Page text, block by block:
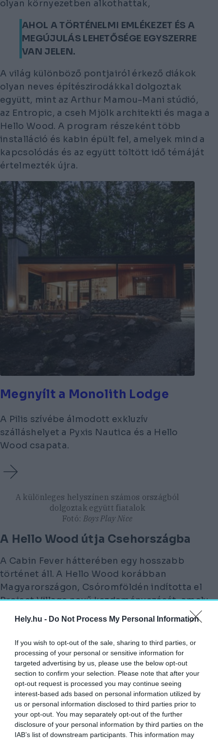
Hely.hu - Do Not Process My Personal Information
If you wish to opt-out of the sale, sharing to third parties, or
processing of your personal or sensitive information for
targeted advertising by us, please use the below opt-out
section to confirm your selection. Please note that after your
opt-out request is processed you may continue seeing
interest-based ads based on personal information utilized by
us or personal information disclosed to third parties prior to
your opt-out. You may separately opt-out of the further
disclosure of your personal information by third parties on the
IAB’s list of downstream participants. This information may
olyan környezetben alkothattak,
AHOL A TÖRTÉNELMI EMLÉKEZET ÉS A
MEGÚJULÁS LEHETŐSÉGE EGYSZERRE
VAN JELEN.
A világ különböző pontjairól érkező diákok
olyan neves építészirodákkal dolgoztak
együtt, mint az Arthur Mamou-Mani stúdió,
az Entropic, a cseh Mjölk architekti és maga a
Hello Wood. A program részeként több
installáció és kabin épült fel, amelyek mind a
kapcsolódás és az együtt töltött idő témáját
értelmezték újra.
Megnyílt a Monolith Lodge
A Pilis szívébe álmodott exkluzív
szálláshelyet a Pyxis Nautica és a Hello
Wood csapata.
A különleges helyszínen számos országból
dolgoztak együtt fiatalok
Fotó: Boys Play Nice
A Hello Wood útja Csehországba
A Cabin Fever hátterében egy hosszabb
történet áll. A Hello Wood korábban
Magyarországon, Csóromföldén indította el
Project Village nevű kezdeményezését, amely
elnéptelenedő vidéki térségek
revitalizációját vizsgálta építészeti
eszközökkel.
A SIKERES MAGYARORSZÁGI, MAJD
ARGENTIN ÉS SAN FRANCISCÓ-I
PROGRAMOK UTÁN A SZERVEZET OLYAN
EURÓPAI HELYSZÍNT KERESETT, AHOL
TOVÁBB FEJLESZTHETI
KÖZÖSSÉGKÖZPONTÚ MODELLJÉT.